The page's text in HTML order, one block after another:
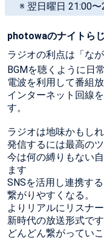
※ 翌日曜日 21:00〜
photowaのナイトら
ラジオの利点は「な
BGMを聴くように日
電波を利用して番組
インターネット回線
す。
ラジオは地味かもし
発信するには最高の
今は何の縛りもない
ます
SNSを活用し連携す
繋がりやすくなる。
よりリアルにリスナ
新時代の放送形式です
どんどん繋がっていこ